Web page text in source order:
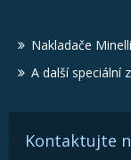
Nakladače Minelli
A další speciální
Kontaktujte